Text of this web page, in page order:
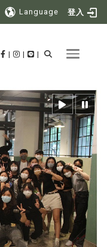
Language 登入
Toggle
| | |